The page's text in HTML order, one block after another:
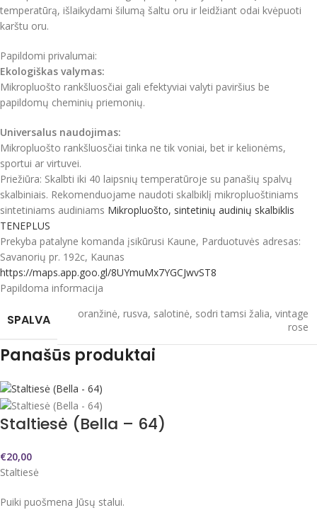
temperatūrą, išlaikydami šilumą šaltu oru ir leidžiant odai kvėpuoti
karštu oru.
Papildomi privalumai:
Ekologiškas valymas:
Mikropluošto rankšluosčiai gali efektyviai valyti paviršius be
papildomų cheminių priemonių.
Universalus naudojimas:
Mikropluošto rankšluosčiai tinka ne tik voniai, bet ir kelionėms,
sportui ar virtuvei.
Priežiūra: Skalbti iki 40 laipsnių temperatūroje su panašių spalvų
skalbiniais. Rekomenduojame naudoti skalbiklį mikropluoštiniams
sintetiniams audiniams Mikropluošto, sintetinių audinių skalbiklis
TENEPLUS
Prekyba patalyne komanda įsikūrusi Kaune, Parduotuvės adresas:
Savanorių pr. 192c, Kaunas
https://maps.app.goo.gl/8UYmuMx7YGCJwvST8
Papildoma informacija
SPALVA oranžinė, rusva, salotinė, sodri tamsi žalia, vintage
rose
Panašūs produktai
Staltiesė (Bella – 64)
€20,00
Staltiesė
Puiki puošmena Jūsų stalui.